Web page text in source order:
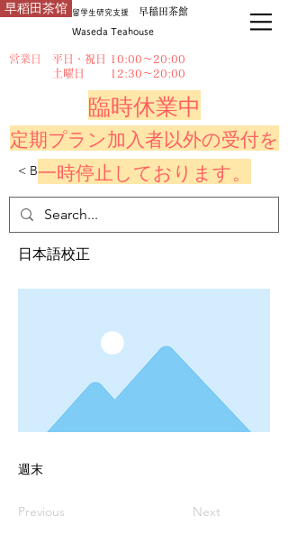
早稻田茶馆 留学生研究支援
早稲田茶館
Waseda Teahouse
営業日 平日・祝日 10:00～20:00
​ 土曜日 12:30～20:00
臨時休業中
定期プラン加入者以外の受付を
一時停止しております。
< Back
This is a Title 01
日本語校正
週末
Previous Next